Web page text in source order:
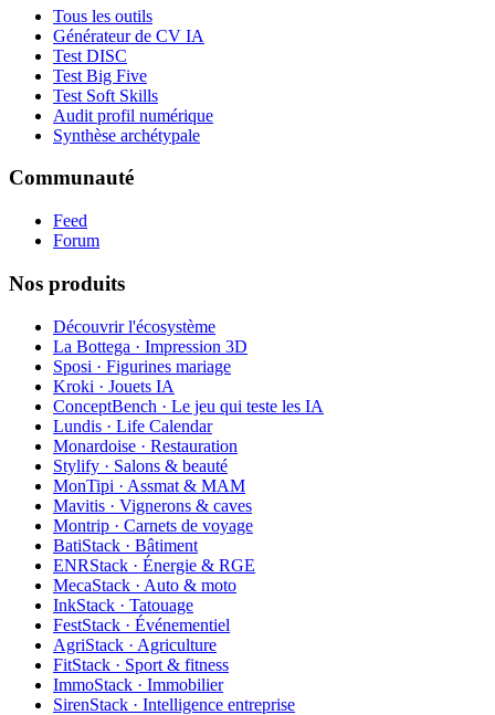
Tous les outils
Générateur de CV IA
Test DISC
Test Big Five
Test Soft Skills
Audit profil numérique
Synthèse archétypale
Communauté
Feed
Forum
Nos produits
Découvrir l'écosystème
La Bottega · Impression 3D
Sposi · Figurines mariage
Kroki · Jouets IA
ConceptBench · Le jeu qui teste les IA
Lundis · Life Calendar
Monardoise · Restauration
Stylify · Salons & beauté
MonTipi · Assmat & MAM
Mavitis · Vignerons & caves
Montrip · Carnets de voyage
BatiStack · Bâtiment
ENRStack · Énergie & RGE
MecaStack · Auto & moto
InkStack · Tatouage
FestStack · Événementiel
AgriStack · Agriculture
FitStack · Sport & fitness
ImmoStack · Immobilier
SirenStack · Intelligence entreprise